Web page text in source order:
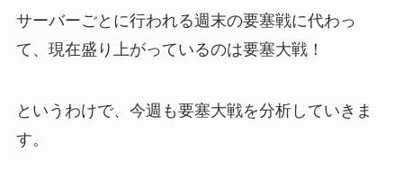
サーバーごとに行われる週末の要塞戦に代わっ
て、現在盛り上がっているのは要塞大戦！
というわけで、今週も要塞大戦を分析していきま
す。